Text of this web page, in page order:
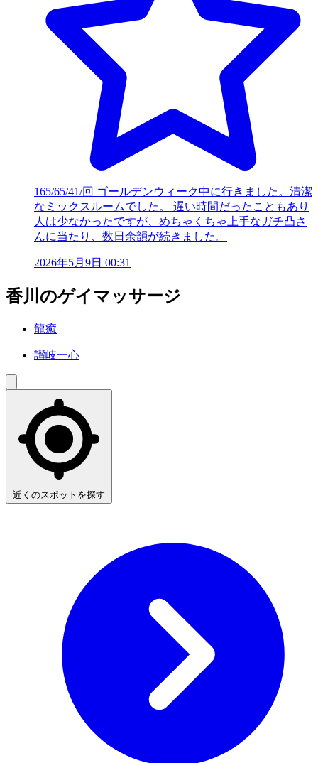
165/65/41/回 ゴールデンウィーク中に行きました。清潔
なミックスルームでした。 遅い時間だったこともあり
人は少なかったですが、めちゃくちゃ上手なガチ凸さ
んに当たり、数日余韻が続きました。
2026年5月9日 00:31
香川のゲイマッサージ
龍癒
讃岐一心
近くのスポットを探す